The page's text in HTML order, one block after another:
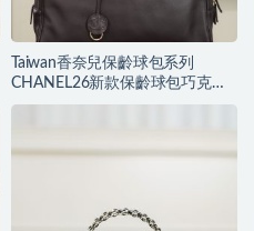
Taiwan香奈兒保齡球包系列
CHANEL26新款保齡球包巧克力
色大號